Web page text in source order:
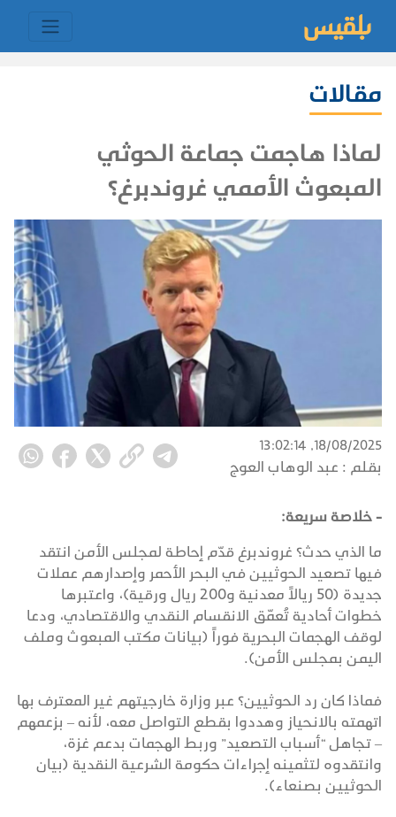
مقالات
لماذا هاجمت جماعة الحوثي
المبعوث الأممي غروندبرغ؟
18/08/2025, 13:02:14
بقلم : عبد الوهاب العوج
- خلاصة سريعة:
ما الذي حدث؟ غروندبرغ قدّم إحاطة لمجلس الأمن انتقد
فيها تصعيد الحوثيين في البحر الأحمر وإصدارهم عملات
جديدة (50 ريالاً معدنية و200 ريال ورقية)، واعتبرها
خطوات أحادية تُعمّق الانقسام النقدي والاقتصادي، ودعا
لوقف الهجمات البحرية فوراً (بيانات مكتب المبعوث وملف
اليمن بمجلس الأمن).
فماذا كان رد الحوثيين؟ عبر وزارة خارجيتهم غير المعترف بها
اتهمته بالانحياز وهددوا بقطع التواصل معه، لأنه – بزعمهم
– تجاهل “أسباب التصعيد” وربط الهجمات بدعم غزة،
وانتقدوه لتثمينه إجراءات حكومة الشرعية النقدية (بيان
الحوثيين بصنعاء).